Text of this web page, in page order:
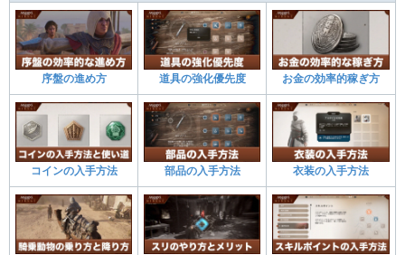
序盤の進め方 道具の強化優先度 お金の効率的稼ぎ方
コインの入手方法 部品の入手方法 衣装の入手方法